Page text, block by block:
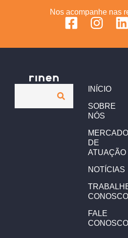
Nos acompanhe nas
INÍCIO
SOBRE
NÓS
DE
ATUAÇÃO
NOTÍCIAS
CONOSCO
FALE
CONOSCO